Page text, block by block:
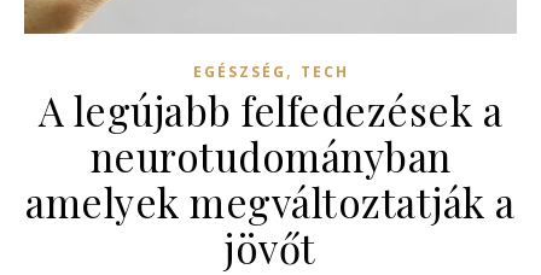
EGÉSZSÉG , TECH
A legújabb felfedezések a
neurotudományban
amelyek megváltoztatják a
jövőt